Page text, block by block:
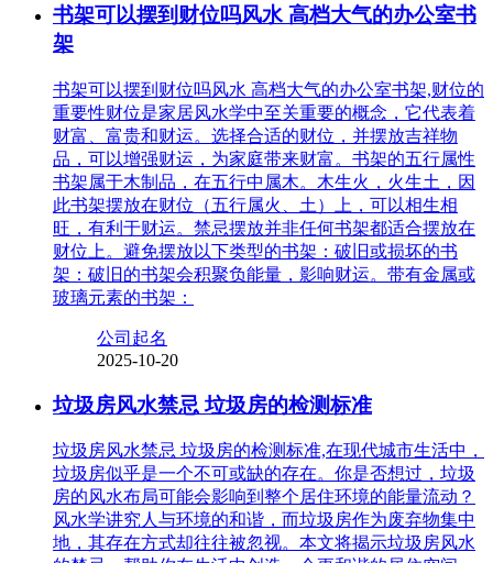
书架可以摆到财位吗风水 高档大气的办公室书
架
书架可以摆到财位吗风水 高档大气的办公室书架,财位的
重要性财位是家居风水学中至关重要的概念，它代表着
财富、富贵和财运。选择合适的财位，并摆放吉祥物
品，可以增强财运，为家庭带来财富。书架的五行属性
书架属于木制品，在五行中属木。木生火，火生土，因
此书架摆放在财位（五行属火、土）上，可以相生相
旺，有利于财运。禁忌摆放并非任何书架都适合摆放在
财位上。避免摆放以下类型的书架：破旧或损坏的书
架：破旧的书架会积聚负能量，影响财运。带有金属或
玻璃元素的书架：
公司起名
2025-10-20
垃圾房风水禁忌 垃圾房的检测标准
垃圾房风水禁忌 垃圾房的检测标准,在现代城市生活中，
垃圾房似乎是一个不可或缺的存在。你是否想过，垃圾
房的风水布局可能会影响到整个居住环境的能量流动？
风水学讲究人与环境的和谐，而垃圾房作为废弃物集中
地，其存在方式却往往被忽视。本文将揭示垃圾房风水